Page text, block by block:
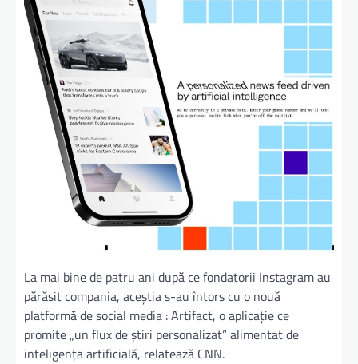
La mai bine de patru ani după ce fondatorii Instagram au
părăsit compania, aceştia s-au întors cu o nouă
platformă de social media : Artifact, o aplicaţie ce
promite „un flux de ştiri personalizat” alimentat de
inteligenţa artificială, relatează CNN.